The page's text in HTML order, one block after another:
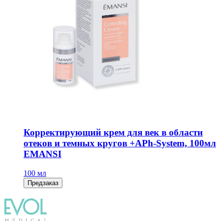
Корректирующий крем для век в области
отеков и темных кругов +APh-System, 100мл
EMANSI
100 мл
Предзаказ